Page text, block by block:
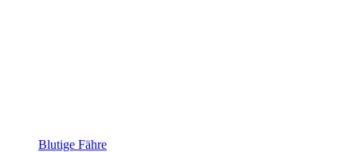
Blutige Fähre